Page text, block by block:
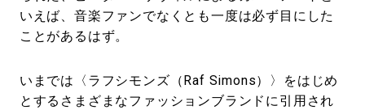
いえば、音楽ファンでなくとも一度は必ず目にした
ことがあるはず。
いまでは〈ラフシモンズ（Raf Simons）〉をはじめ
とするさまざまなファッションブランドに引用され